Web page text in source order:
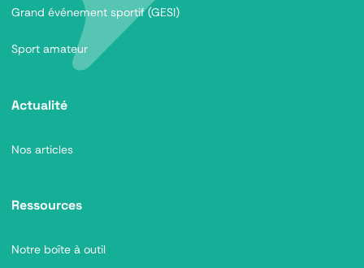
Grand événement sportif (GESI)
Sport amateur
Actualité
Nos articles
Ressources
Notre boîte à outil